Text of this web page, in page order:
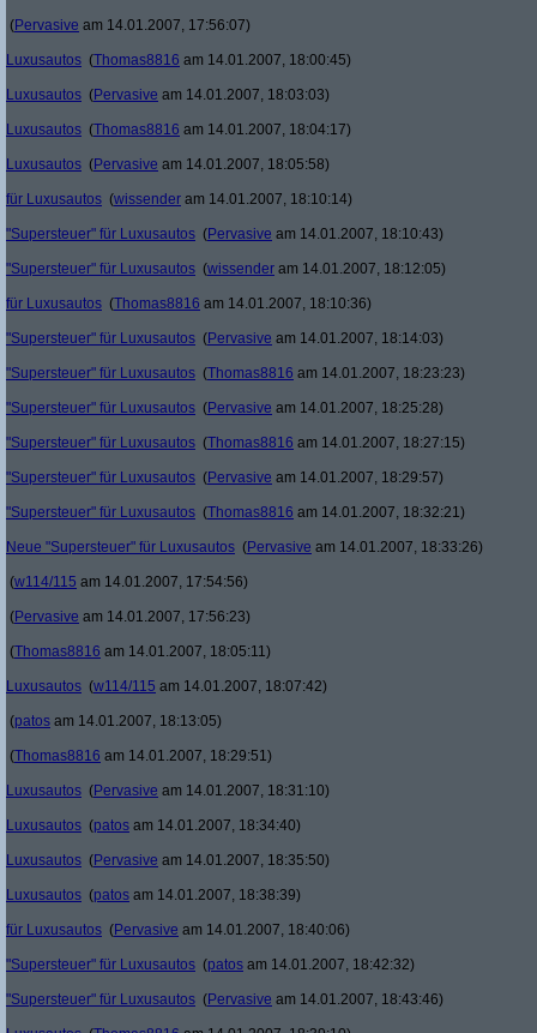
(Pervasive am 14.01.2007, 17:56:07)
Luxusautos (Thomas8816 am 14.01.2007, 18:00:45)
Luxusautos (Pervasive am 14.01.2007, 18:03:03)
Luxusautos (Thomas8816 am 14.01.2007, 18:04:17)
Luxusautos (Pervasive am 14.01.2007, 18:05:58)
für Luxusautos (wissender am 14.01.2007, 18:10:14)
"Supersteuer" für Luxusautos (Pervasive am 14.01.2007, 18:10:43)
"Supersteuer" für Luxusautos (wissender am 14.01.2007, 18:12:05)
für Luxusautos (Thomas8816 am 14.01.2007, 18:10:36)
"Supersteuer" für Luxusautos (Pervasive am 14.01.2007, 18:14:03)
"Supersteuer" für Luxusautos (Thomas8816 am 14.01.2007, 18:23:23)
"Supersteuer" für Luxusautos (Pervasive am 14.01.2007, 18:25:28)
"Supersteuer" für Luxusautos (Thomas8816 am 14.01.2007, 18:27:15)
"Supersteuer" für Luxusautos (Pervasive am 14.01.2007, 18:29:57)
"Supersteuer" für Luxusautos (Thomas8816 am 14.01.2007, 18:32:21)
Neue "Supersteuer" für Luxusautos (Pervasive am 14.01.2007, 18:33:26)
(w114/115 am 14.01.2007, 17:54:56)
(Pervasive am 14.01.2007, 17:56:23)
(Thomas8816 am 14.01.2007, 18:05:11)
Luxusautos (w114/115 am 14.01.2007, 18:07:42)
(patos am 14.01.2007, 18:13:05)
(Thomas8816 am 14.01.2007, 18:29:51)
Luxusautos (Pervasive am 14.01.2007, 18:31:10)
Luxusautos (patos am 14.01.2007, 18:34:40)
Luxusautos (Pervasive am 14.01.2007, 18:35:50)
Luxusautos (patos am 14.01.2007, 18:38:39)
für Luxusautos (Pervasive am 14.01.2007, 18:40:06)
"Supersteuer" für Luxusautos (patos am 14.01.2007, 18:42:32)
"Supersteuer" für Luxusautos (Pervasive am 14.01.2007, 18:43:46)